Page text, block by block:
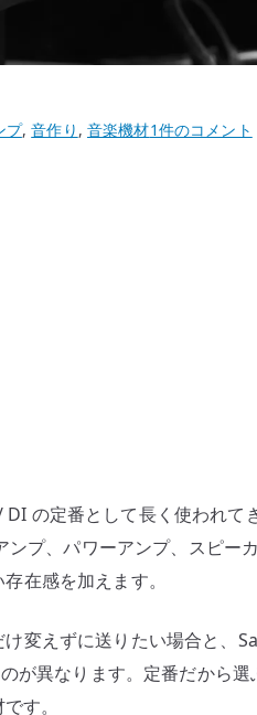
プ,音作り ,音楽機材SansAmp
3
統
出
の
使
1件のコメント
の定番として長く使われて
プ、パワーアンプ、スピー
在感を加えます。
変えずに送りたい場合と、
が異なります。定番だから選
す。